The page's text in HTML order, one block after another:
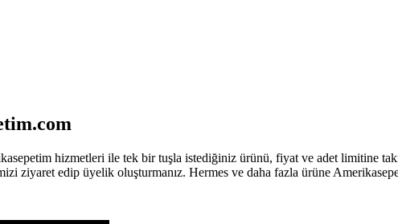
hizmetleri ile tek bir tuşla istediğiniz ürünü, fiyat ve adet limitine
ziyaret edip üyelik oluşturmanız. Hermes ve daha fazla ürüne